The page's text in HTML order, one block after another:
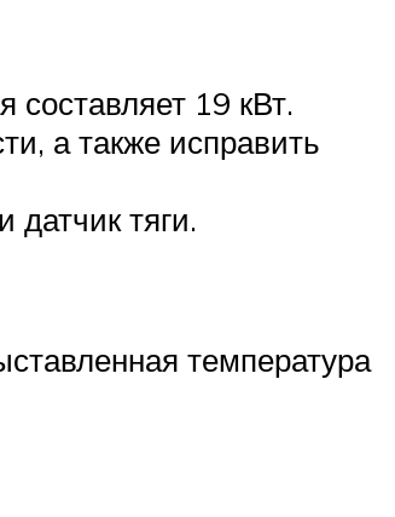
19 кВт.
а также исправить
датчик тяги.
температура